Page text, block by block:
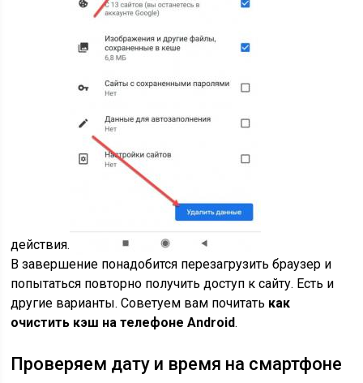
действия.
В завершение понадобится перезагрузить браузер и
попытаться повторно получить доступ к сайту. Есть и
другие варианты. Советуем вам почитать как
очистить кэш на телефонеAndroid.
Проверяем дату и время на смартфоне